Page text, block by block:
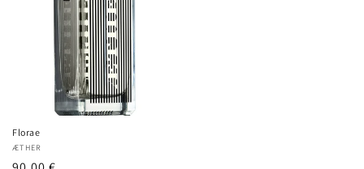
Florae
Fournisseur :
ÆTHER